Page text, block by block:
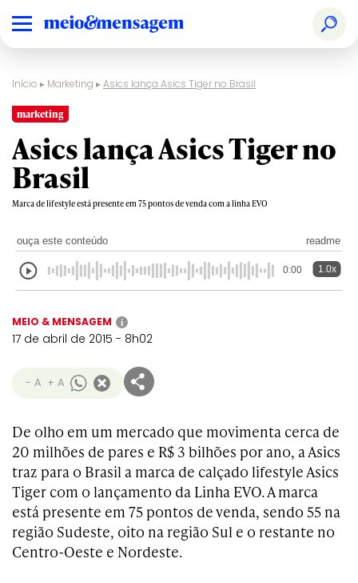
Início ▸ Marketing ▸Asics lança Asics Tiger no Brasil
marketing
Asics lança Asics Tiger no
Brasil
Marca de lifestyle está presente em 75 pontos de venda com a linha EVO
ouça este conteúdo readme
0:00 1.0x
MEIO & MENSAGEM i
17 de abril de 2015 - 8h02
- A + A
De olho em um mercado que movimenta cerca de
20 milhões de pares e R$ 3 bilhões por ano, a Asics
traz para o Brasil a marca de calçado lifestyle Asics
Tiger com o lançamento da Linha EVO. A marca
está presente em 75 pontos de venda, sendo 55 na
região Sudeste, oito na região Sul e o restante no
Centro-Oeste e Nordeste.